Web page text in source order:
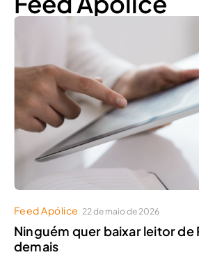
Feed Apólice 22 de maio de 2026
Ninguém quer baixar leitor de
demais